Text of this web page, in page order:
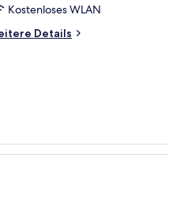
Kostenloses WLAN
Details
im Hintergrund.